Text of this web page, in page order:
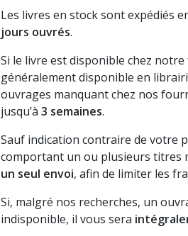
Les livres en stock sont expédiés
jours ouvrés.
Si le livre est disponible chez
généralement disponible en
ouvrages manquant chez nos
jusqu’à 3 semaines.
Sauf indication contraire de votre
comportant un ou plusieurs titres
un seul envoi, afin de limiter les
Si, malgré nos recherches, un
indisponible, il vous sera